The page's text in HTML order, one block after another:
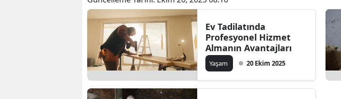
Ev Tadilatında
Profesyonel Hizmet
Almanın Avantajları
Yaşam 20 Ekim 2025